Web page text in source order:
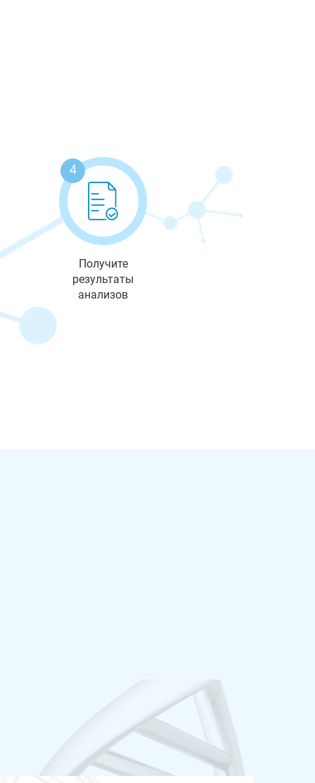
4
Получите
результаты
анализов